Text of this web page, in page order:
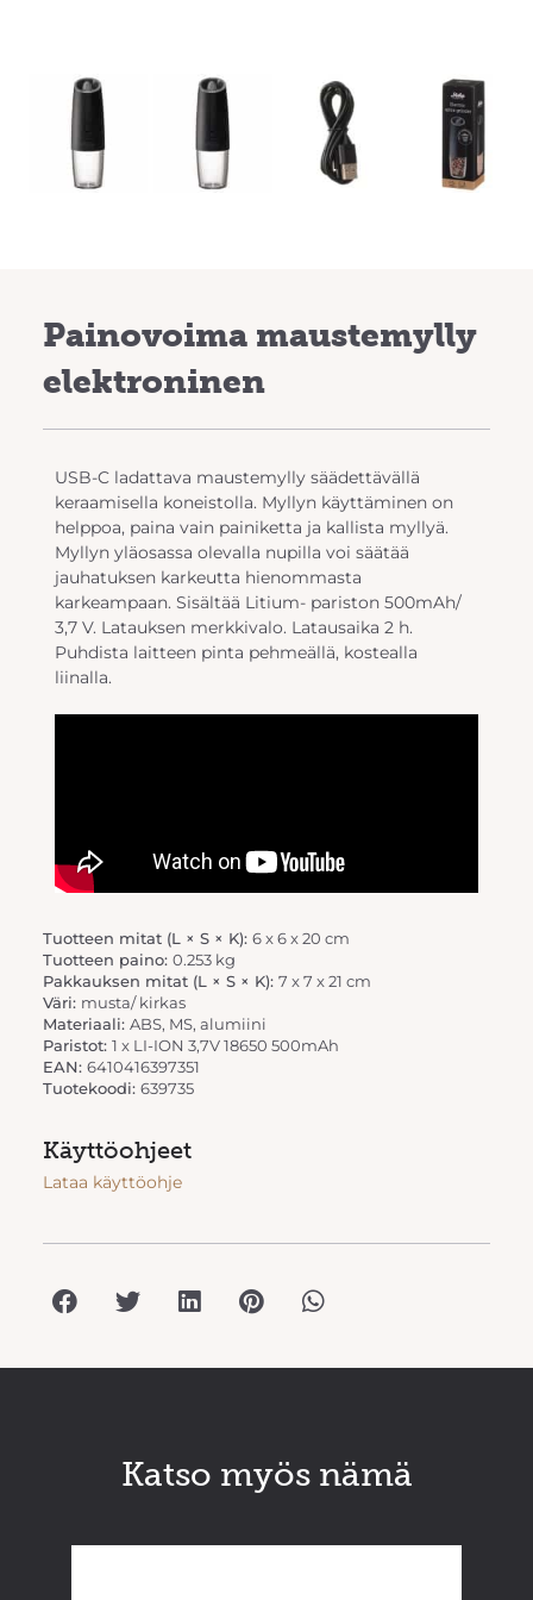
Previous Next
Painovoima maustemylly
elektroninen
USB-C ladattava maustemylly säädettävällä
keraamisella koneistolla. Myllyn käyttäminen on
helppoa, paina vain painiketta ja kallista myllyä.
Myllyn yläosassa olevalla nupilla voi säätää
jauhatuksen karkeutta hienommasta
karkeampaan. Sisältää Litium- pariston 500mAh/
3,7 V. Latauksen merkkivalo. Latausaika 2 h.
Puhdista laitteen pinta pehmeällä, kostealla
liinalla.
Tuotteen mitat (L × S × K): 6 x 6 x 20 cm
Tuotteen paino: 0.253 kg
Pakkauksen mitat (L × S × K): 7 x 7 x 21 cm
Väri: musta/ kirkas
Materiaali: ABS, MS, alumiini
Paristot: 1 x LI-ION 3,7V 18650 500mAh
EAN: 6410416397351
Tuotekoodi: 639735
Käyttöohjeet
Lataa käyttöohje
Katso myös nämä